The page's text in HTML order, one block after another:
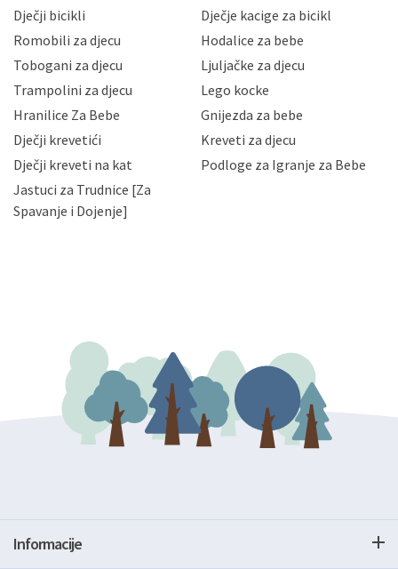
gubitka ili uništenja. Mae.hr štiti privatnost svojih
korisnika i posjetitelja web stranica, čuva povjerljivost
Vaših osobnih podataka te omogućava pristup i
priopćavanje osobnih podataka samo onim svojim
zaposlenicima kojima su isti potrebni radi provedbe
slučajevima koji su dozvoljeni zakonima. Napominjemo
da možete u svako doba, u potpunosti ili djelomice,
zatražiti prestanak aktivnosti obrade Vaših osobnih
podataka. Opoziv privole možete podnijeti poštom na
gore navedenu adresu ili e-mailom na adresu:
Dječji bicikli
Dječje kacige za bicikl
Romobili za djecu
Hodalice za bebe
Tobogani za djecu
Ljuljačke za djecu
Trampolini za djecu
Lego kocke
Hranilice Za Bebe
Gnijezda za bebe
Dječji krevetići
Kreveti za djecu
Dječji kreveti na kat
Podloge za Igranje za Bebe
Jastuci za Trudnice [Za
Spavanje i Dojenje]
Informacije